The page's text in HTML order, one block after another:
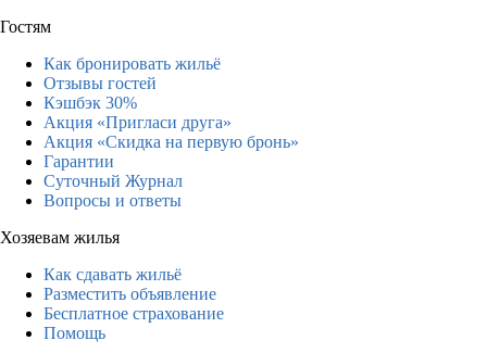
Гостям
Как бронировать жильё
Отзывы гостей
Кэшбэк 30%
Акция «Пригласи друга»
Акция «Скидка на первую бронь»
Гарантии
Суточный Журнал
Вопросы и ответы
Хозяевам жилья
Как сдавать жильё
Разместить объявление
Бесплатное страхование
Помощь